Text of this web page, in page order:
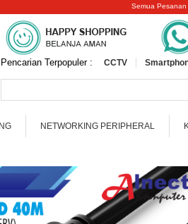
Semua Pesanan
Pencarian Terpopuler : CCTV
NETWORKING PERIPHERAL